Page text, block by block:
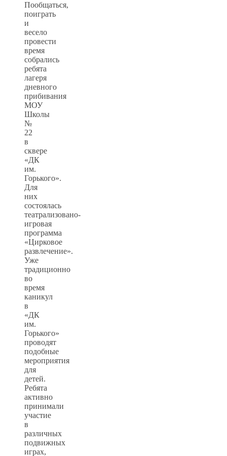
Пообщаться,
поиграть
и
весело
провести
время
собрались
ребята
лагеря
дневного
прибивания
МОУ
Школы
№
22
в
сквере
«ДК
им.
Горького».
Для
них
состоялась
театрализовано-
игровая
программа
«Цирковое
развлечение».
Уже
традиционно
во
время
каникул
в
«ДК
им.
Горького»
проводят
подобные
мероприятия
для
детей.
Ребята
активно
принимали
участие
в
различных
подвижных
играх,